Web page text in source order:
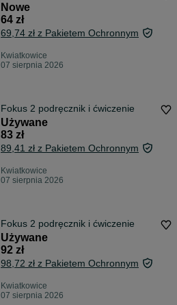
Nowe
64 zł
69,74 zł z Pakietem Ochronnym
Kwiatkowice
07 sierpnia 2026
Fokus 2 podręcznik i ćwiczenie
Używane
83 zł
89,41 zł z Pakietem Ochronnym
Kwiatkowice
07 sierpnia 2026
Fokus 2 podręcznik i ćwiczenie
Używane
92 zł
98,72 zł z Pakietem Ochronnym
Kwiatkowice
07 sierpnia 2026